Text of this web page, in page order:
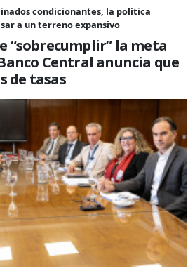
condicionantes, la política
a un terreno expansivo
“sobrecumplir” la meta
Central anuncia que
de tasas